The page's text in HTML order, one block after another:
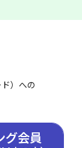
）への
グ会員